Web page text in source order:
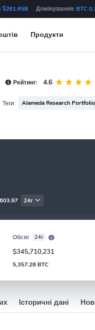
$261.65B Домінування: BTC
Продукти
Рейтинг: 4.6
Теги: Alameda Research Portfolio
24г
Обсяг 24г
$345,710,231
5,357.28 BTC
Історичні дані